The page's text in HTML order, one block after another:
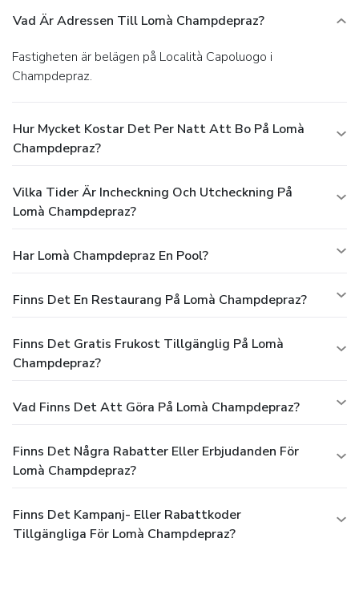
Vad Är Adressen Till Lomà Champdepraz?
Fastigheten är belägen på Località Capoluogo i
Champdepraz.
Hur Mycket Kostar Det Per Natt Att Bo På Lomà
Champdepraz?
Vilka Tider Är Incheckning Och Utcheckning På
Lomà Champdepraz?
Har Lomà Champdepraz En Pool?
Finns Det En Restaurang På Lomà Champdepraz?
Finns Det Gratis Frukost Tillgänglig På Lomà
Champdepraz?
Vad Finns Det Att Göra På Lomà Champdepraz?
Finns Det Några Rabatter Eller Erbjudanden För
Lomà Champdepraz?
Finns Det Kampanj- Eller Rabattkoder
Tillgängliga För Lomà Champdepraz?